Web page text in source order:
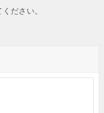
ださい。